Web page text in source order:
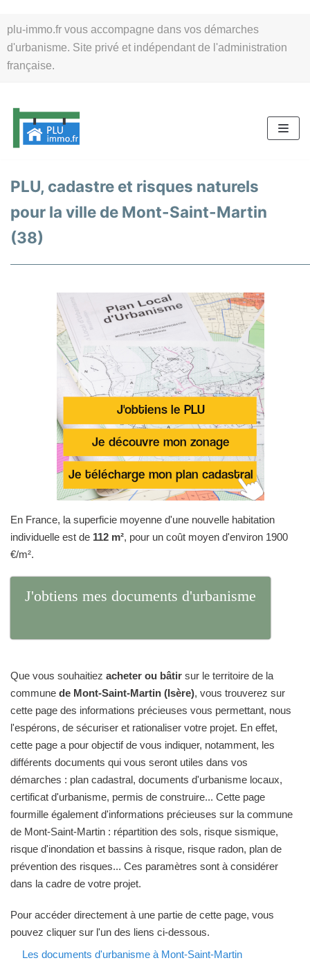
plu-immo.fr vous accompagne dans vos démarches
d'urbanisme. Site privé et indépendant de l'administration
française.
au
contenu
PLU, cadastre et risques naturels
pour la ville de Mont-Saint-Martin
(38)
En France, la superficie moyenne d'une nouvelle habitation
individuelle est de 112 m², pour un coût moyen d'environ 1900
€/m².
J'obtiens mes documents d'urbanisme
Que vous souhaitiez acheter ou bâtir sur le territoire de la
commune de Mont-Saint-Martin (Isère), vous trouverez sur
cette page des informations précieuses vous permettant, nous
l'espérons, de sécuriser et rationaliser votre projet. En effet,
cette page a pour objectif de vous indiquer, notamment, les
différents documents qui vous seront utiles dans vos
démarches : plan cadastral, documents d'urbanisme locaux,
certificat d'urbanisme, permis de construire... Cette page
fourmille également d'informations précieuses sur la commune
de Mont-Saint-Martin : répartition des sols, risque sismique,
risque d'inondation et bassins à risque, risque radon, plan de
prévention des risques... Ces paramètres sont à considérer
dans la cadre de votre projet.
Pour accéder directement à une partie de cette page, vous
pouvez cliquer sur l'un des liens ci-dessous.
Les documents d'urbanisme à Mont-Saint-Martin